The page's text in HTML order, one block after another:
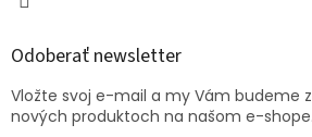
Odoberať newsletter
Vložte svoj e-mail a my Vám budeme
nových produktoch na našom e-shope.